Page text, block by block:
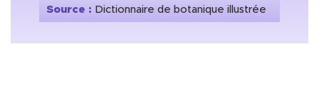
Source : Dictionnaire de botanique illustrée